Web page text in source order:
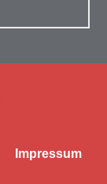
Impressum